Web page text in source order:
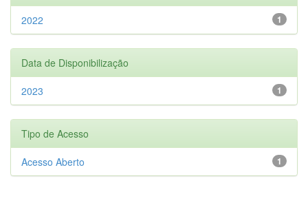
1
2022
Data de Disponibilização
1
2023
Tipo de Acesso
1
Acesso Aberto